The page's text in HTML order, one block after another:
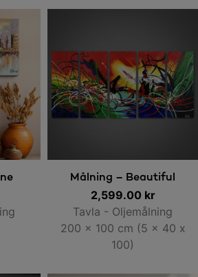
Lägg till i varukorg
Målning – Beautiful
Colours
2,599.00 kr
Tavla - Oljemålning
200 x 100 cm (5 x 40 x
100)